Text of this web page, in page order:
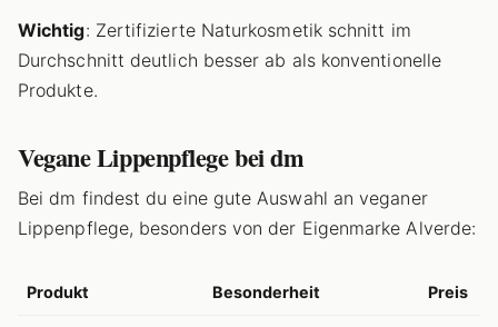
Wichtig: Zertifizierte Naturkosmetik schnitt im
Durchschnitt deutlich besser ab als konventionelle
Produkte.
Vegane Lippenpflege bei dm
Bei dm findest du eine gute Auswahl an veganer
Lippenpflege, besonders von der Eigenmarke Alverde:
Produkt Besonderheit Preis